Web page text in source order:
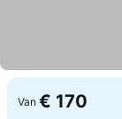
Van € 170